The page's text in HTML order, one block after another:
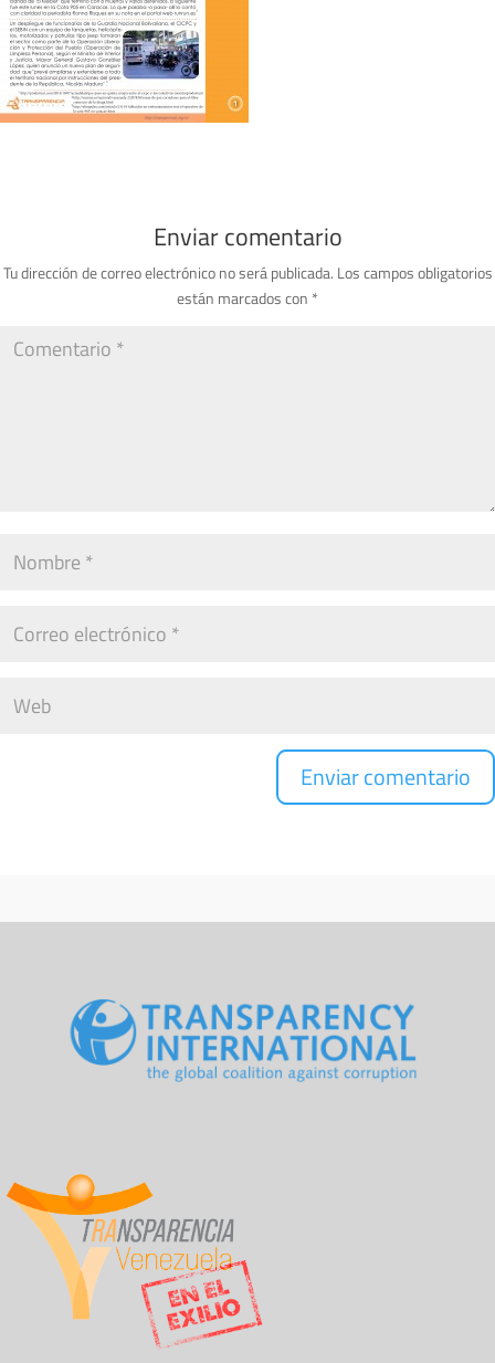
Enviar comentario
Tu dirección de correo electrónico no será publicada. Los campos obligatorios
están marcados con *